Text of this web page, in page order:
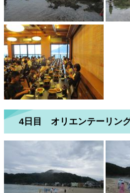
4日目 オリエンテーリン